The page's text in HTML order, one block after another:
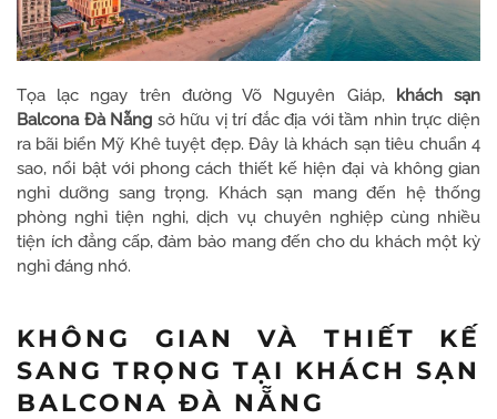
Tọa lạc ngay trên đường Võ Nguyên Giáp, khách sạn
Balcona Đà Nẵng sở hữu vị trí đắc địa với tầm nhìn trực diện
ra bãi biển Mỹ Khê tuyệt đẹp. Đây là khách sạn tiêu chuẩn 4
sao, nổi bật với phong cách thiết kế hiện đại và không gian
nghỉ dưỡng sang trọng. Khách sạn mang đến hệ thống
phòng nghỉ tiện nghi, dịch vụ chuyên nghiệp cùng nhiều
tiện ích đẳng cấp, đảm bảo mang đến cho du khách một kỳ
nghỉ đáng nhớ.
KHÔNG GIAN VÀ THIẾT KẾ
SANG TRỌNG TẠI KHÁCH SẠN
BALCONA ĐÀ NẴNG